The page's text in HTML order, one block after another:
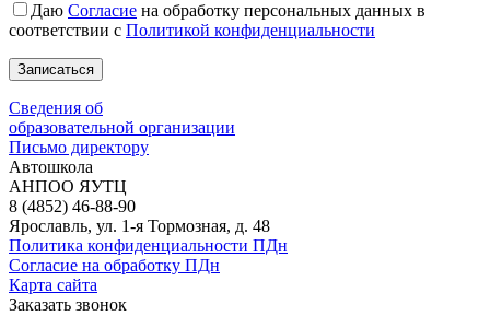
Даю Согласие на обработку персональных данных в
соответствии с Политикой конфиденциальности
Сведения об
образовательной организации
Письмо директору
Автошкола
АНПОО ЯУТЦ
8 (4852) 46-88-90
Ярославль, ул. 1-я Тормозная, д. 48
Политика конфиденциальности ПДн
Согласие на обработку ПДн
Карта сайта
Заказать звонок